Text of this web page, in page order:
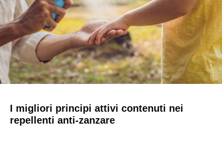
I migliori principi attivi contenuti nei
repellenti anti-zanzare